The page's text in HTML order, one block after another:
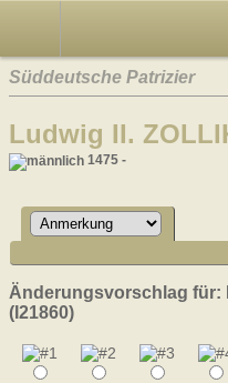
Süddeutsche Patrizier
Ludwig II.
1475 -
Änderungsvorschlag für:
(I21860)